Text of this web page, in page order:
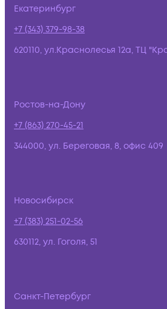
Екатеринбург
+7 (343) 379-98-38
620110, ул.Краснолесья 12а, ТЦ
Ростов-на-Дону
+7 (863) 270-45-21
344000, ул. Береговая, 8, офис 409
Новосибирск
+7 (383) 251-02-56
630112, ул. Гоголя, 51
Санкт-Петербург